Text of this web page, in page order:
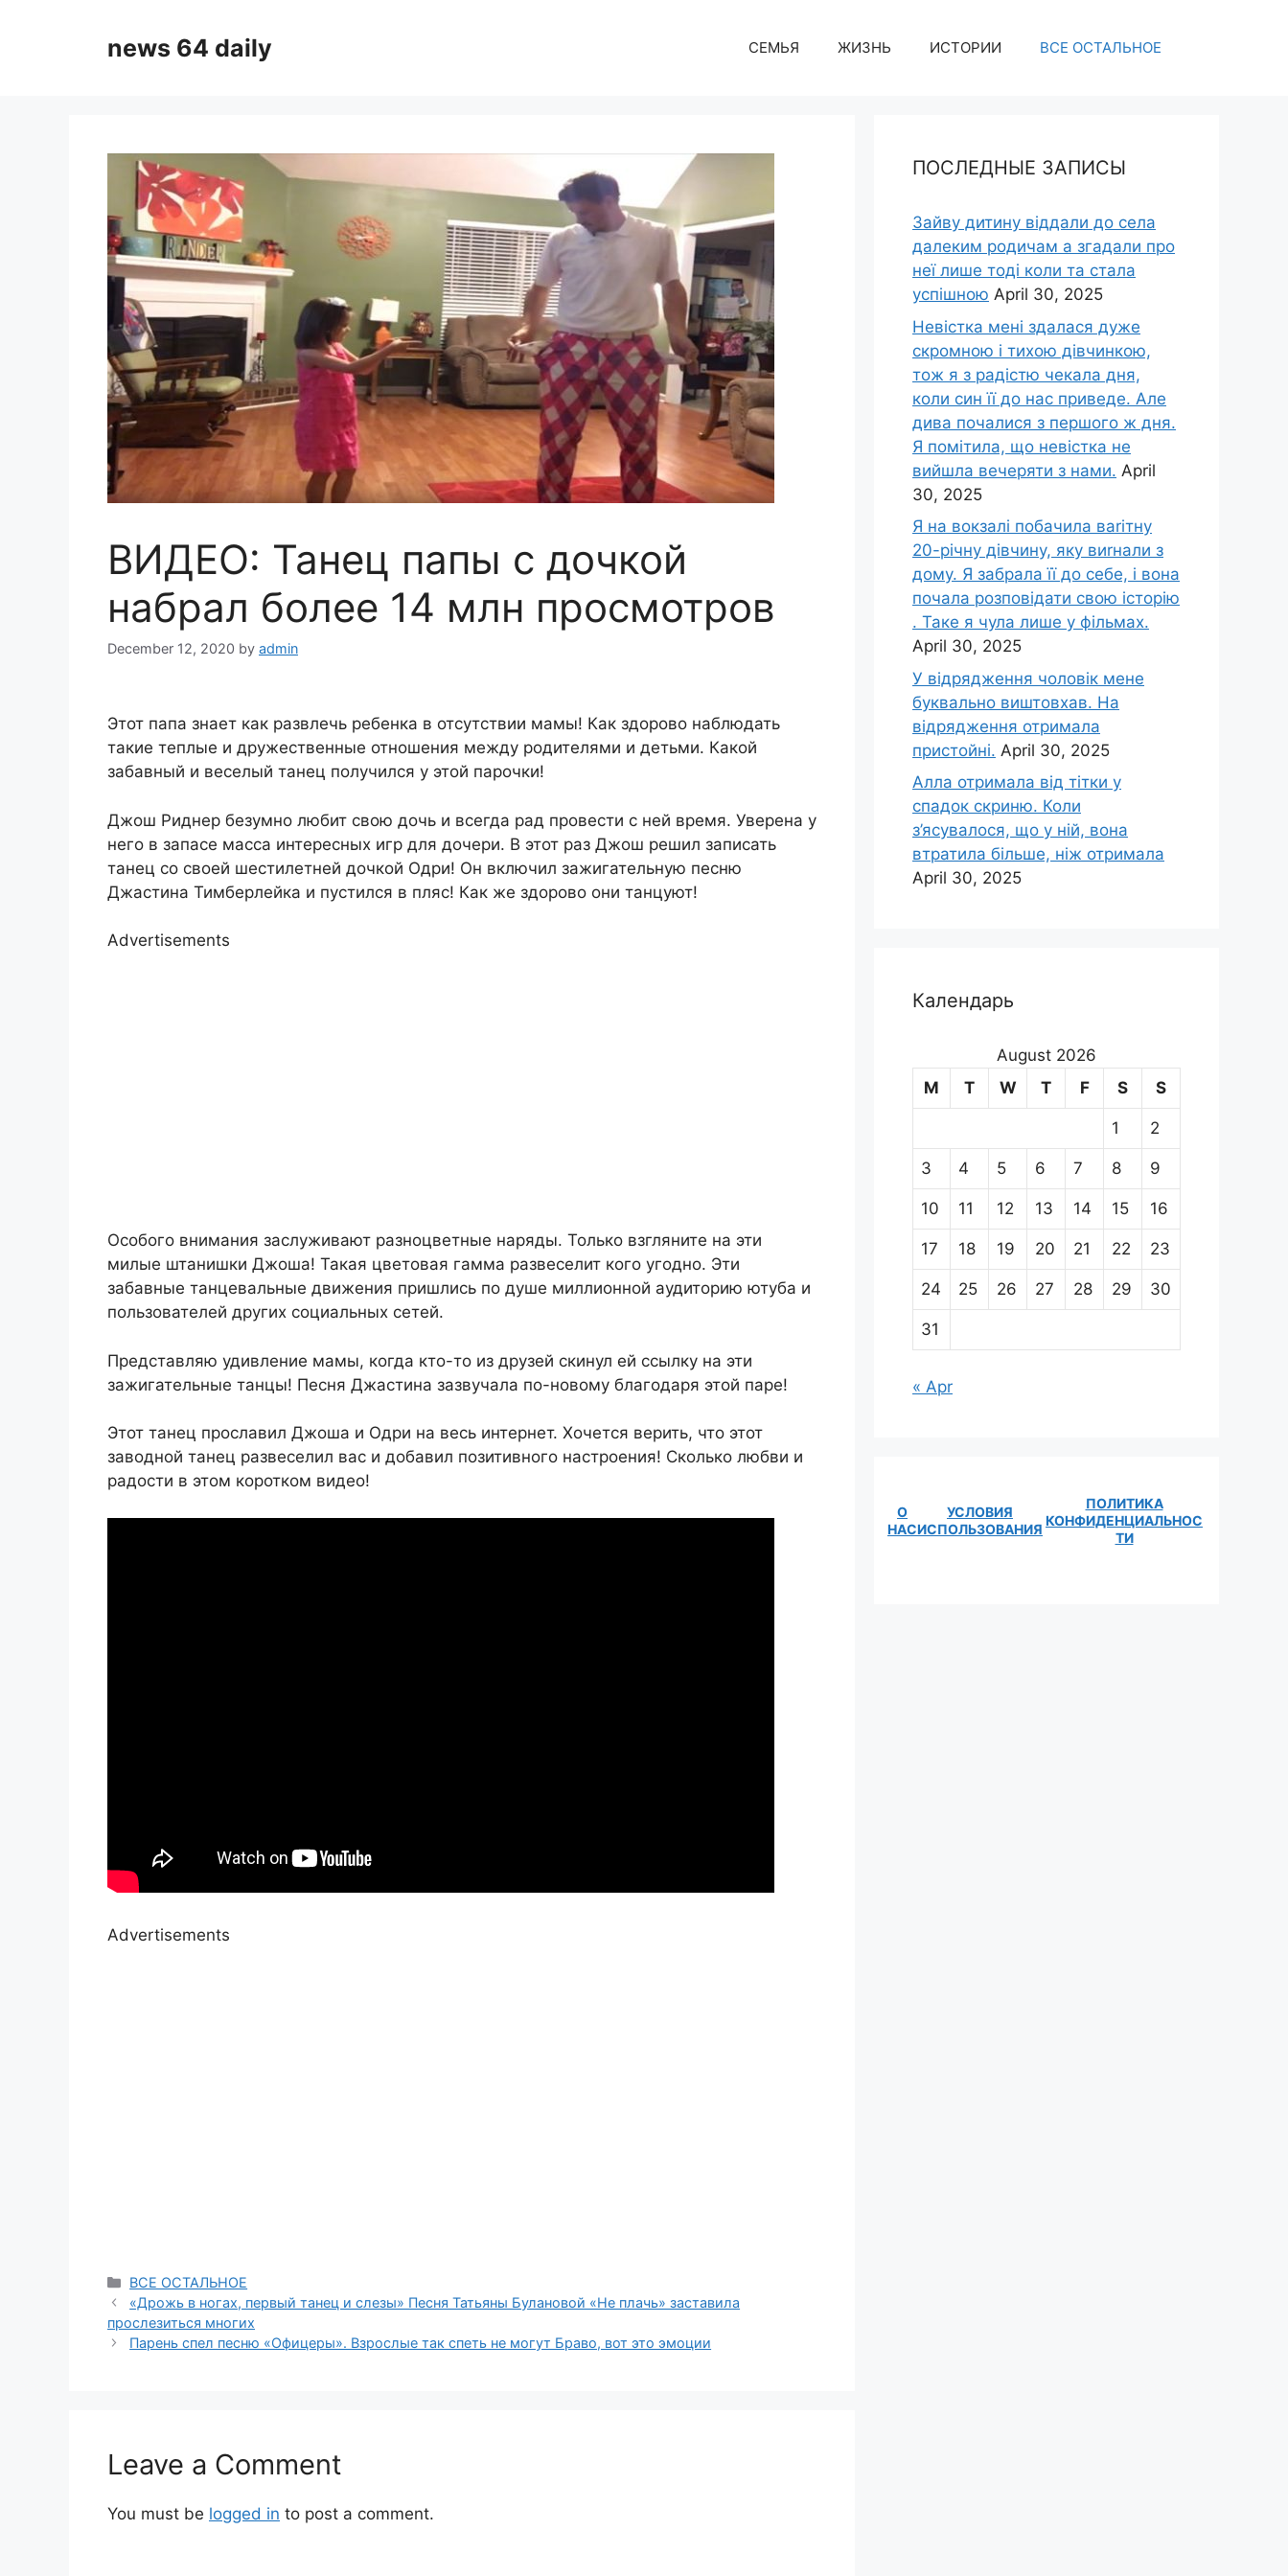
news 64 daily СЕМЬЯ ЖИЗНЬ ИСТОРИИ ВСЕ ОСТАЛЬНОЕ
ВИДЕО: Танец папы с дочкой
набрал более 14 млн просмотров
December 12, 2020 by admin
Этот папа знает как развлечь ребенка в отсутствии мамы! Как здорово наблюдать
такие теплые и дружественные отношения между родителями и детьми. Какой
забавный и веселый танец получился у этой парочки!
Джош Риднер безумно любит свою дочь и всегда рад провести с ней время. Уверена у
него в запасе масса интересных игр для дочери. В этот раз Джош решил записать
танец со своей шестилетней дочкой Одри! Он включил зажигательную песню
Джастина Тимберлейка и пустился в пляс! Как же здорово они танцуют!
Advertisements
Особого внимания заслуживают разноцветные наряды. Только взгляните на эти
милые штанишки Джоша! Такая цветовая гамма развеселит кого угодно. Эти
забавные танцевальные движения пришлись по душе миллионной аудиторию ютуба и
пользователей других социальных сетей.
Представляю удивление мамы, когда кто-то из друзей скинул ей ссылку на эти
зажигательные танцы! Песня Джастина зазвучала по-новому благодаря этой паре!
Этот танец прославил Джоша и Одри на весь интернет. Хочется верить, что этот
заводной танец развеселил вас и добавил позитивного настроения! Сколько любви и
радости в этом коротком видео!
Advertisements
Categories
ВСЕ ОСТАЛЬНОЕ
«Дрожь в ногах, первый танец и слезы» Песня Татьяны Булановой «Не плачь» заставила
прослезиться многих
Парень спел песню «Офицеры». Взрослые так спеть не могут Браво, вот это эмоции
Leave a Comment
You must be logged in to post a comment.
ПОСЛЕДНЫЕ ЗАПИСЫ
Зайву дитину віддали до села
далеким родичам а згадали про
неї лише тоді коли та стала
успішною April 30, 2025
Невістка мені здалася дуже
скромною і тихою дівчинкою,
тож я з радістю чекала дня,
коли син її до нас приведе. Але
дива почалися з першого ж дня.
Я помітила, що невістка не
вийшла вечеряти з нами. April
30, 2025
Я на вокзалі побачила ваrітну
20-річну дівчину, яку виrнали з
дому. Я забрала її до себе, і вона
почала розповідати свою історію
. Таке я чула лише у фільмах.
April 30, 2025
У відрядження чоловік мене
буквально виштовхав. На
відрядження отримала
пристойні. April 30, 2025
Алла отримала від тітки у
спадок скриню. Коли
з’ясувалося, що у ній, вона
втратила більше, ніж отримала
April 30, 2025
Календарь
August 2026
M
T W T F S S
1 2
3 4 5 6 7 8 9
10 11 12 13 14 15 16
17 18 19 20 21 22 23
24 25 26 27 28 29 30
31
« Apr
О
НАС
УСЛОВИЯ
ИСПОЛЬЗОВАНИЯ
ПОЛИТИКА
КОНФИДЕНЦИАЛЬНОС
ТИ